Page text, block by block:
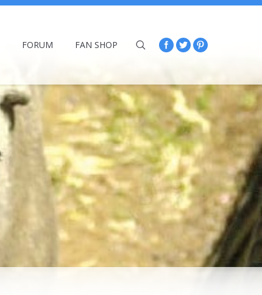
FORUM FAN SHOP